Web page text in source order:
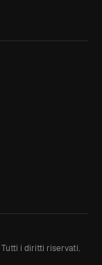
Tutti i diritti riservati.